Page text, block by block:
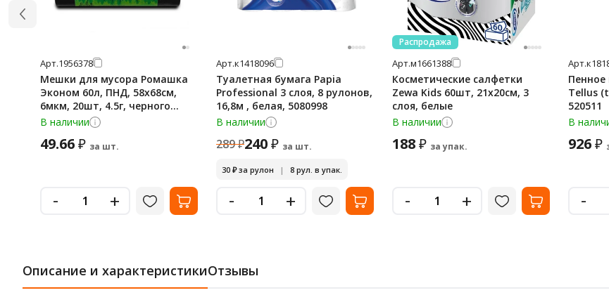
Арт.1956378
Мешки для мусора Ромашка
Эконом 60л, ПНД, 58х68см,
6мкм, 20шт, 4.5г, черного
цвета, в рулоне
В наличии
49.66₽ за шт.
- +
Арт.к1418096
Туалетная бумага Papia
Professional 3 слоя, 8 рулонов,
16,8м , белая, 5080998
В наличии
289₽240₽ за шт.
30 ₽за рулон | 8 рул. в упак.
- +
Распродажа
Арт.м1661388
Косметические салфетки
Zewa Kids 60шт, 21х20см, 3
слоя, белые
В наличии
188₽ за упак.
- +
Арт.
Tellus
520511
В
926₽
-
Описание и характеристикиОтзывы